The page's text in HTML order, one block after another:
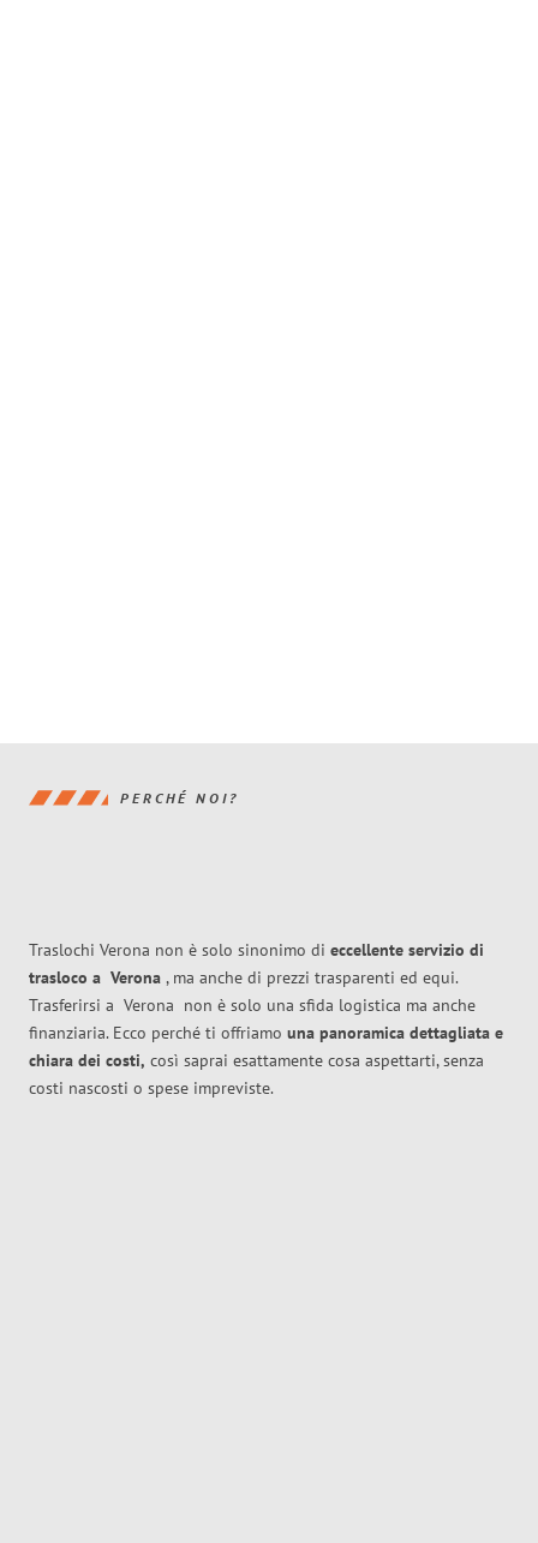
PERCHÉ NOI?
Traslochi Verona non è solo sinonimo di eccellente servizio di
trasloco a Verona , ma anche di prezzi trasparenti ed equi.
Trasferirsi a Verona non è solo una sfida logistica ma anche
finanziaria. Ecco perché ti offriamo una panoramica dettagliata e
chiara dei costi, così saprai esattamente cosa aspettarti, senza
costi nascosti o spese impreviste.